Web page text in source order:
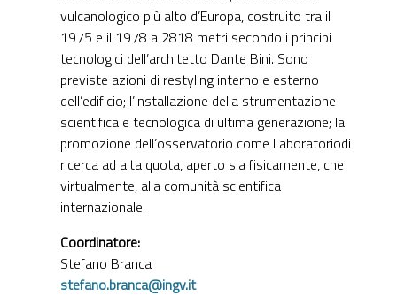
vulcanologico più alto d’Europa, costruito tra il
1975 e il 1978 a 2818 metri secondo i principi
tecnologici dell’architetto Dante Bini. Sono
previste azioni di restyling interno e esterno
dell’edificio; l’installazione della strumentazione
scientifica e tecnologica di ultima generazione; la
promozione dell’osservatorio come Laboratoriodi
ricerca ad alta quota, aperto sia fisicamente, che
virtualmente, alla comunità scientifica
internazionale.
Coordinatore:
Stefano Branca
stefano.branca@ingv.it